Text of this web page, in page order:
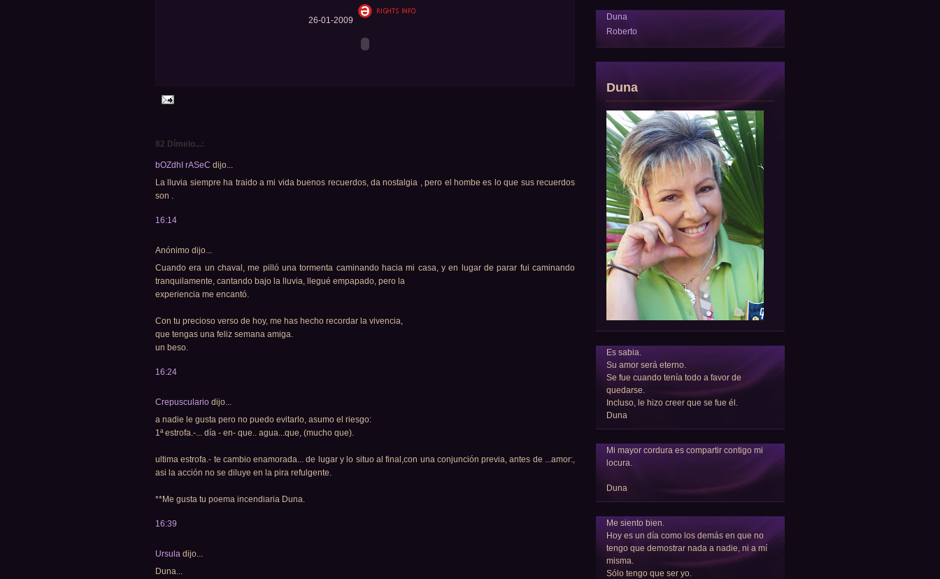
26-01-2009
82 Dímelo...:
bOZdhI rASeC dijo...
La lluvia siempre ha traido a mi vida buenos recuerdos, da nostalgia , pero el hombe es lo que sus recuerdos
son .
16:14
Anónimo dijo...
Cuando era un chaval, me pilló una tormenta caminando hacia mi casa, y en lugar de parar fui caminando
tranquilamente, cantando bajo la lluvia, llegué empapado, pero la
experiencia me encantó.
Con tu precioso verso de hoy, me has hecho recordar la vivencia,
que tengas una feliz semana amiga.
un beso.
16:24
Crepusculario dijo...
a nadie le gusta pero no puedo evitarlo, asumo el riesgo:
1ª estrofa.-... día - en- que.. agua...que, (mucho que).
ultima estrofa.- te cambio enamorada... de lugar y lo situo al final,con una conjunción previa, antes de ...amor:,
asi la acción no se diluye en la pira refulgente.
**Me gusta tu poema incendiaria Duna.
16:39
Ursula dijo...
Duna...
Duna
Roberto
Duna
Es sabia.
Su amor será eterno.
Se fue cuando tenía todo a favor de
quedarse.
Incluso, le hizo creer que se fue él.
Duna
Mi mayor cordura es compartir contigo mi
locura.
Duna
Me siento bien.
Hoy es un día como los demás en que no
tengo que demostrar nada a nadie, ni a mí
misma.
Sólo tengo que ser yo.